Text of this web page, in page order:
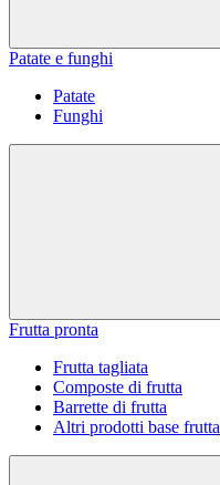
Patate e funghi
Patate
Funghi
Frutta pronta
Frutta tagliata
Composte di frutta
Barrette di frutta
Altri prodotti base frutta